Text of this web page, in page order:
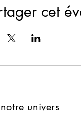
cet
univers